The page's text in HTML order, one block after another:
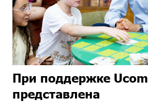
При поддержке Ucom
представлена